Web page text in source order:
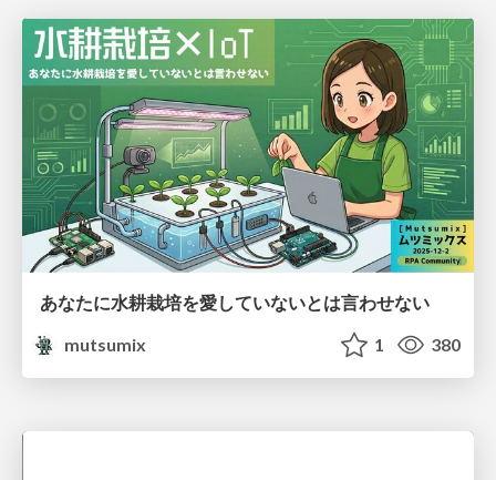
あなたに水耕栽培を愛していないとは言わせない
mutsumix
1 380